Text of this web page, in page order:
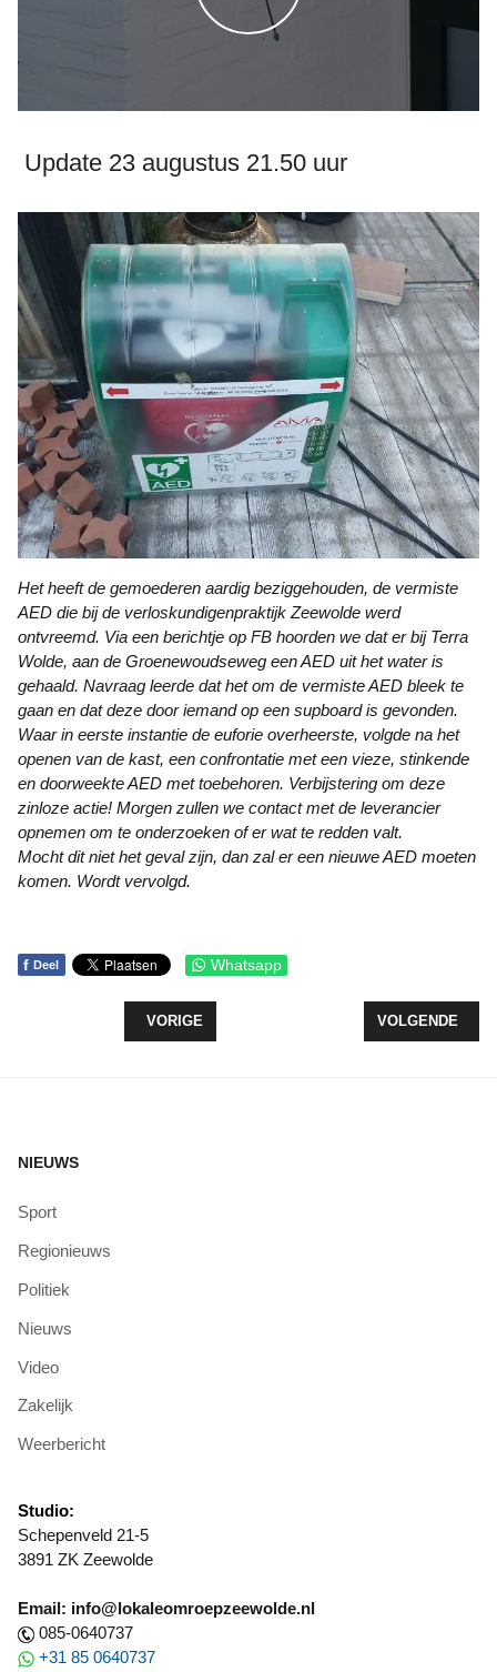
Update 23 augustus 21.50 uur
Het heeft de gemoederen aardig beziggehouden, de vermiste
AED die bij de verloskundigenpraktijk Zeewolde werd
ontvreemd. Via een berichtje op FB hoorden we dat er bij Terra
Wolde, aan de Groenewoudseweg een AED uit het water is
gehaald. Navraag leerde dat het om de vermiste AED bleek te
gaan en dat deze door iemand op een supboard is gevonden.
Waar in eerste instantie de euforie overheerste, volgde na het
openen van de kast, een confrontatie met een vieze, stinkende
en doorweekte AED met toebehoren. Verbijstering om deze
zinloze actie! Morgen zullen we contact met de leverancier
opnemen om te onderzoeken of er wat te redden valt.
Mocht dit niet het geval zijn, dan zal er een nieuwe AED moeten
komen. Wordt vervolgd.
f Deel Whatsapp
VORIG ARTIKEL: EERSTE SMALL HOUSES
VORIGE VOLGENDE
VOLGENDE
NIEUWS
Sport
Regionieuws
Politiek
Nieuws
Video
Zakelijk
Weerbericht
Studio:
Schepenveld 21-5
3891 ZK Zeewolde
Email: info@lokaleomroepzeewolde.nl
085-0640737
+31 85 0640737